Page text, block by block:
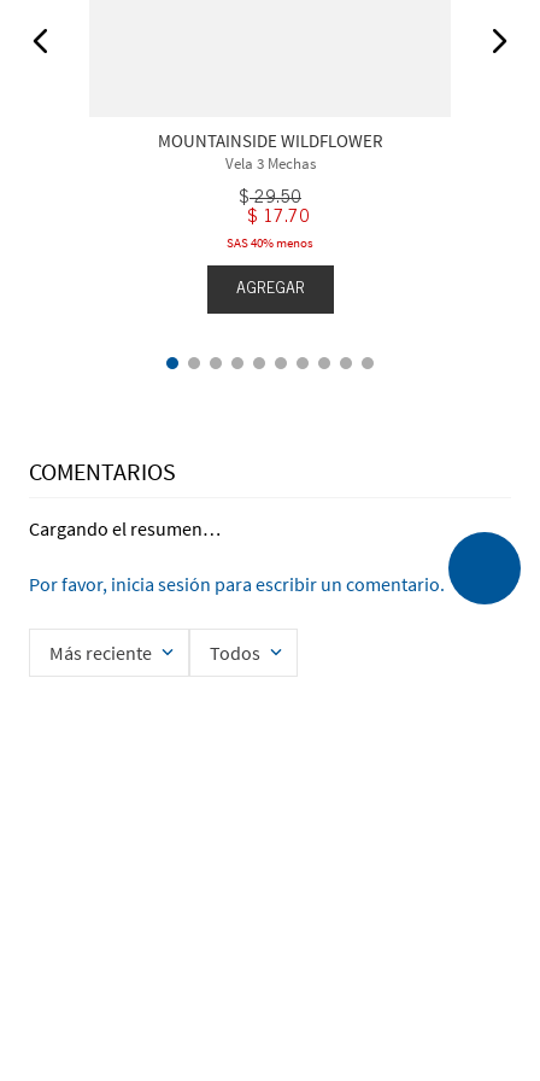
MOUNTAINSIDE WILDFLOWER
Vela 3 Mechas
$ 29.50
$ 17.70
SAS 40% menos
AGREGAR
COMENTARIOS
Cargando el resumen…
Por favor, inicia sesión para escribir un comentario.
Más reciente Todos